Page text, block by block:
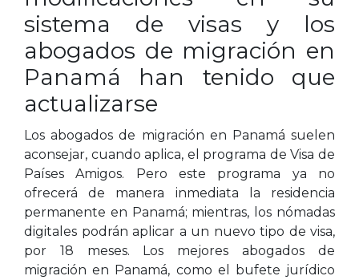
sistema de visas y los
abogados de migración en
Panamá han tenido que
actualizarse
Los abogados de migración en Panamá suelen
aconsejar, cuando aplica, el programa de Visa de
Países Amigos. Pero este programa ya no
ofrecerá de manera inmediata la residencia
permanente en Panamá; mientras, los nómadas
digitales podrán aplicar a un nuevo tipo de visa,
por 18 meses. Los mejores abogados de
migración en Panamá, como el bufete jurídico